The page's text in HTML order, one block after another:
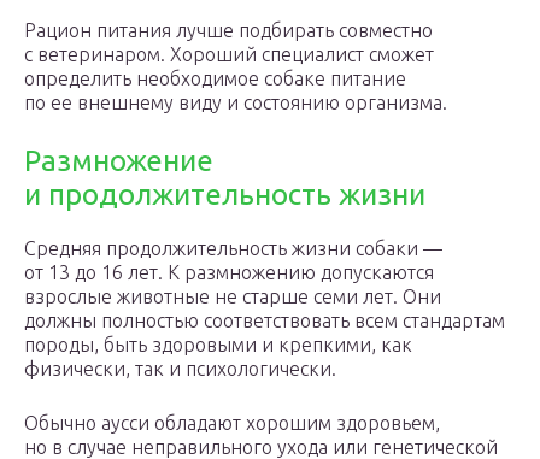
Рацион питания лучше подбирать совместно
с ветеринаром. Хороший специалист сможет
определить необходимое собаке питание
по ее внешнему виду и состоянию организма.
Размножение
и продолжительность жизни
Средняя продолжительность жизни собаки —
от 13 до 16 лет. К размножению допускаются
взрослые животные не старше семи лет. Они
должны полностью соответствовать всем стандартам
породы, быть здоровыми и крепкими, как
физически, так и психологически.
Обычно аусси обладают хорошим здоровьем,
но в случае неправильного ухода или генетической